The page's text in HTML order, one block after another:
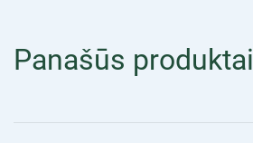
Panašūs produktai